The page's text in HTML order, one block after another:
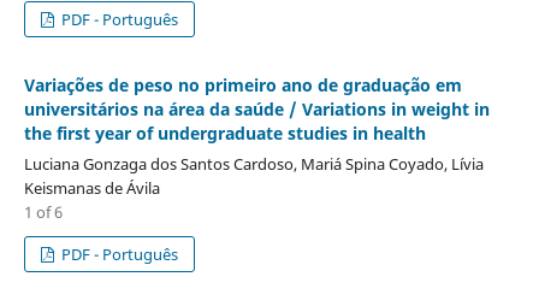
PDF - Português
Variações de peso no primeiro ano de graduação em
universitários na área da saúde / Variations in weight in
the first year of undergraduate studies in health
Luciana Gonzaga dos Santos Cardoso, Mariá Spina Coyado, Lívia
Keismanas de Ávila
1 of 6
PDF - Português